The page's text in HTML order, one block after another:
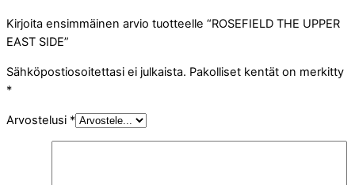
Kirjoita ensimmäinen arvio tuotteelle “ROSEFIELD THE UPPER
EAST SIDE”
Sähköpostiosoitettasi ei julkaista. Pakolliset kentät on merkitty
*
Arvostelusi *